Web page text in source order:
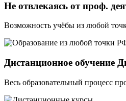
Не отвлекаясь от проф.
Возможность учёбы из любой
Дистанционное обучение
Весь образовательный процесс